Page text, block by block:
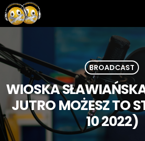
BROADCAST
WIOSKA
JUTRO MOŻESZ TO
10 2022)